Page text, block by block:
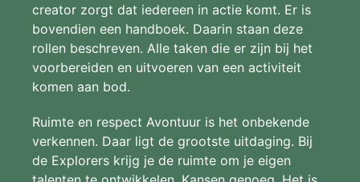
creator zorgt dat iedereen in actie komt. Er is
bovendien een handboek. Daarin staan deze
rollen beschreven. Alle taken die er zijn bij het
voorbereiden en uitvoeren van een activiteit
komen aan bod.
Ruimte en respect Avontuur is het onbekende
verkennen. Daar ligt de grootste uitdaging. Bij
de Explorers krijg je de ruimte om je eigen